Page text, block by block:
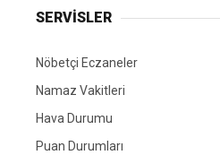
SERVİSLER
Nöbetçi Eczaneler
Namaz Vakitleri
Hava Durumu
Puan Durumları